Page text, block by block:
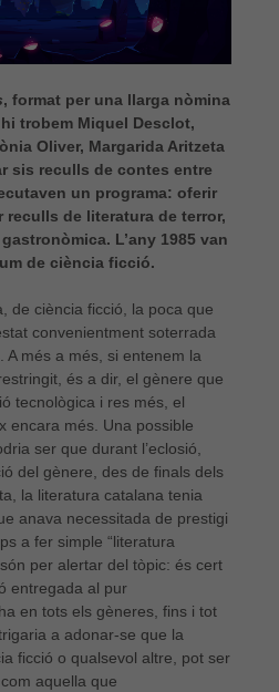
, format per una llarga nòmina
trobem Miquel Desclot,
Oliver, Margarida Aritzeta
sis reculls de contes entre
un programa: oferir
reculls de literatura de terror,
L’any 1985 van
de ciència ficció.
de ciència ficció, la poca que
convenientment soterrada
A més a més, si entenem la
és a dir, el gènere que
tecnològica i res més, el
encara més. Una possible
ser que durant l’eclosió,
del gènere, des de finals dels
la literatura catalana tenia
anava necessitada de prestigi
a fer simple “literatura
per alertar del tòpic: és cert
entregada al pur
en tots els gèneres, fins i tot
a adonar-se que la
ficció o qualsevol altre, pot ser
aquella que